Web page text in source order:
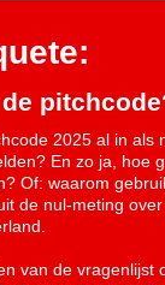
2025 al in als
En zo ja, hoe
Of: waarom
de nul-meting
van de vragenlijst